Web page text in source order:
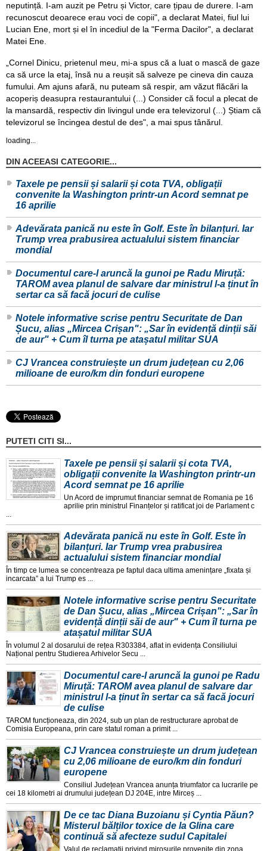
neputință. I-am auzit pe Petru și Victor, care țipau de durere. I-am
recunoscut deoarece erau voci de copii", a declarat Matei, fiul lui
Lucian Ene, mort și el în incediul de la "Ferma Dacilor", a declarat
Matei Ene.
„Cornel Dinicu, prietenul meu, mi-a spus că a luat o mască de gaze
ca să urce la etaj, însă nu a reușit să salveze pe cineva din cauza
fumului. Am ajuns afară, nu puteam să respir, am văzut flăcări la
acoperiș deasupra restaurantului (...) Consider că focul a plecat de
la mansardă, respectiv din livingul unde era televizorul (...) Știam că
televizorul se încingea destul de des", a mai spus tânărul.
loading...
DIN ACEEASI CATEGORIE...
Taxele pe pensii și salarii și cota TVA, obligații
convenite la Washington printr-un Acord semnat pe
16 aprilie
Adevărata panică nu este în Golf. Este în bilanțuri. Iar
Trump vrea prabusirea actualului sistem financiar
mondial
Documentul care-l aruncă la gunoi pe Radu Miruță:
TAROM avea planul de salvare dar ministrul l-a ținut în
sertar ca să facă jocuri de culise
Notele informative scrise pentru Securitate de Dan
Șucu, alias „Mircea Crișan": „Sar în evidență dinții săi
de aur" + Cum îl turna pe atașatul militar SUA
CJ Vrancea construiește un drum județean cu 2,06
milioane de euro/km din fonduri europene
PUTETI CITI SI...
Taxele pe pensii și salarii și cota TVA,
obligații convenite la Washington printr-un
Acord semnat pe 16 aprilie
Un Acord de imprumut financiar semnat de Romania pe 16
aprilie prin ministrul Finanțelor și ratificat joi de Parlament c
...
Adevărata panică nu este în Golf. Este în
bilanțuri. Iar Trump vrea prabusirea
actualului sistem financiar mondial
În timp ce lumea se concentreaza pe faptul daca ultima amenințare „fixata și
incarcata” a lui Trump es ...
Notele informative scrise pentru Securitate
de Dan Șucu, alias „Mircea Crișan": „Sar în
evidență dinții săi de aur" + Cum îl turna pe
atașatul militar SUA
În volumul 2 al dosarului de rețea R303384, aflat in evidența Consiliului
Național pentru Studierea Arhivelor Secu ...
Documentul care-l aruncă la gunoi pe Radu
Miruță: TAROM avea planul de salvare dar
ministrul l-a ținut în sertar ca să facă jocuri
de culise
TAROM funcționeaza, din 2024, sub un plan de restructurare aprobat de
Comisia Europeana, prin care statul roman a primit ...
CJ Vrancea construiește un drum județean
cu 2,06 milioane de euro/km din fonduri
europene
Consiliul Județean Vrancea anunța triumfator ca lucrarile pe
cei 18 kilometri ai drumului județean DJ 204E, intre Mirceș ...
De ce tac Diana Buzoianu și Cyntia Păun?
Misterul bălților toxice de la Glina care
continuă să afecteze sudul Capitalei